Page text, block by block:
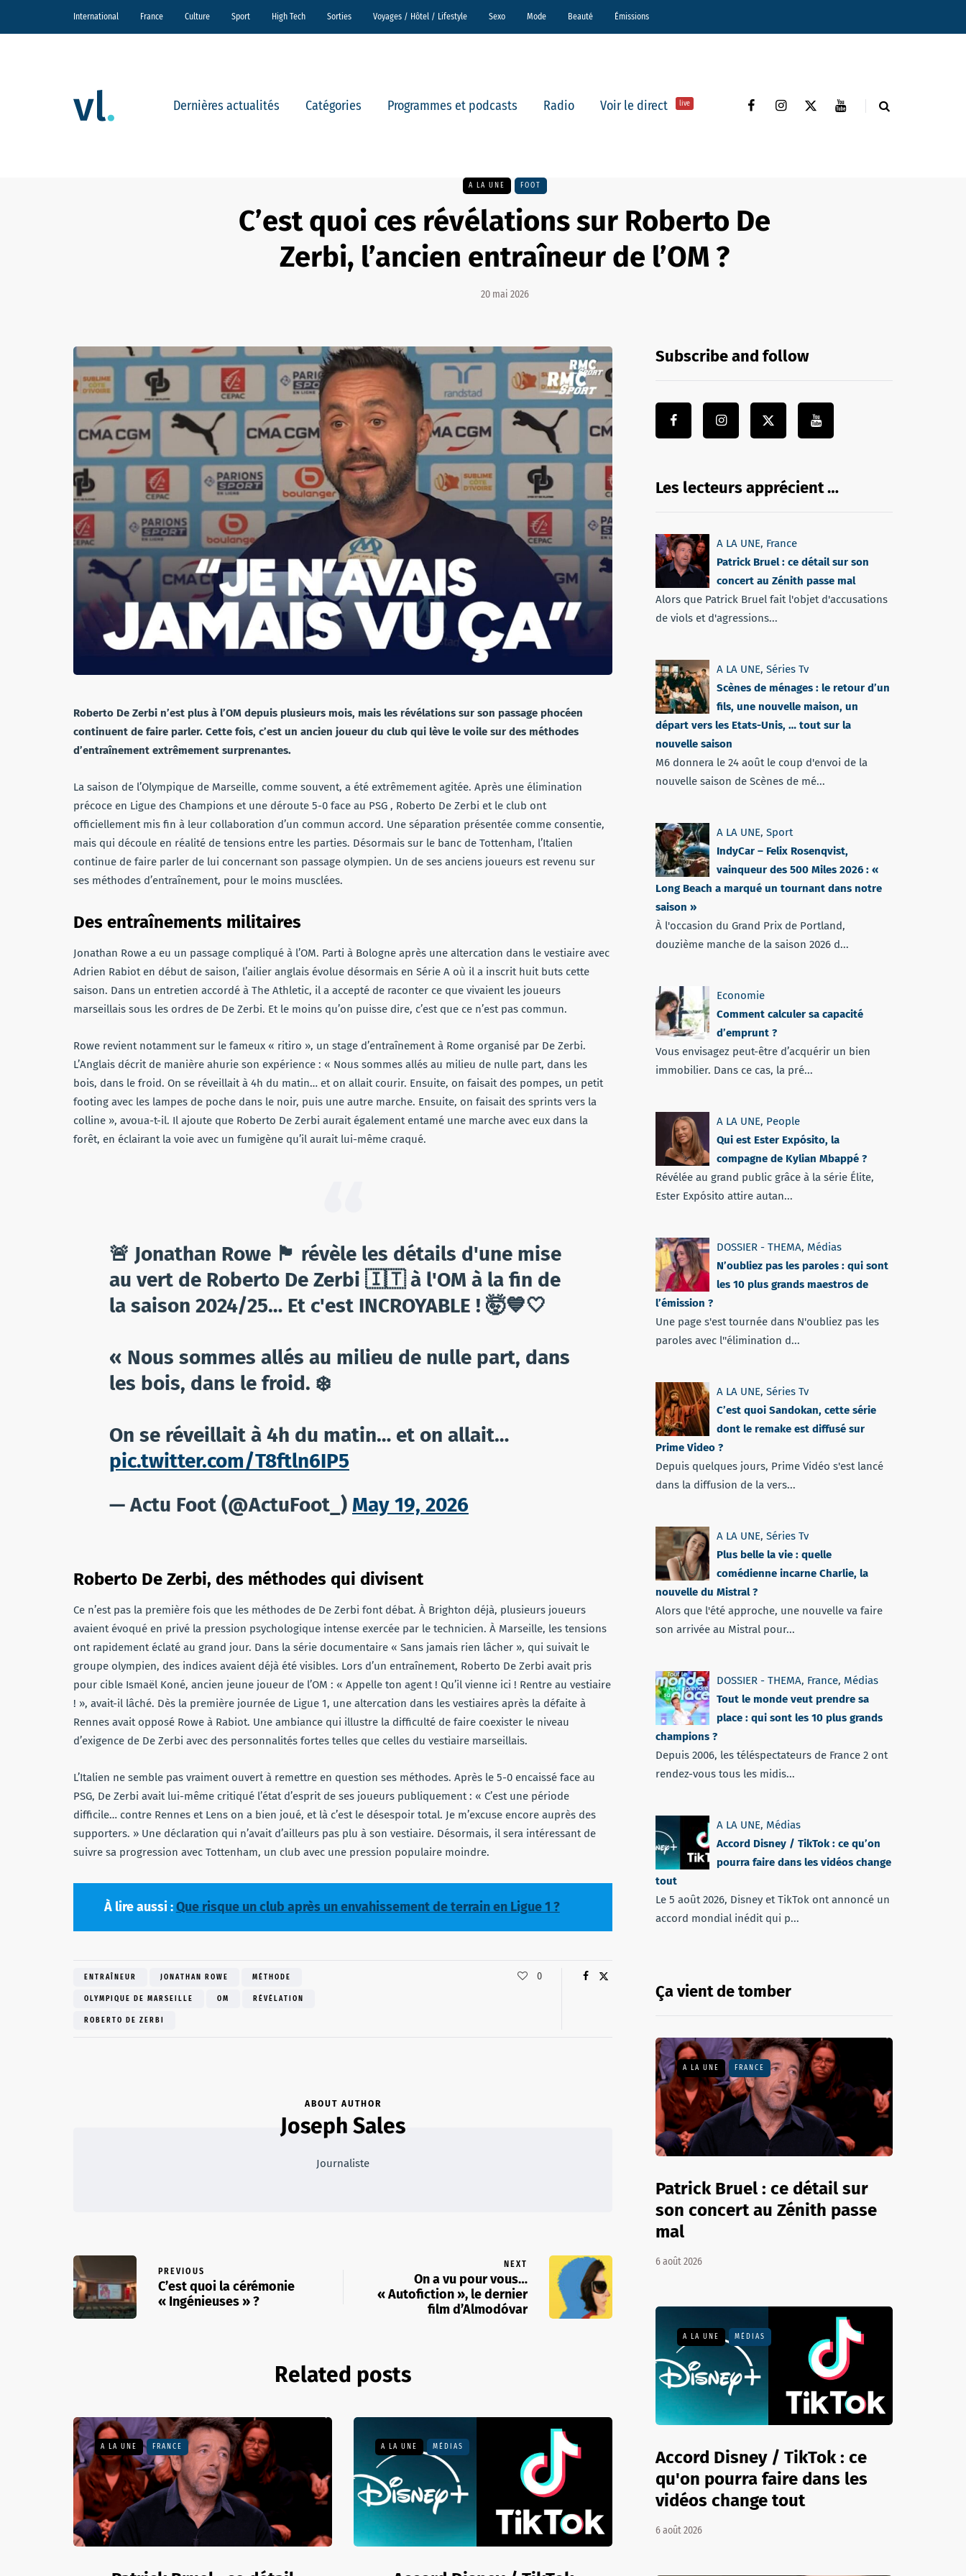
International France Culture Sport High Tech Sorties Voyages / Hôtel / Lifestyle Sexo Mode Beauté Émissions
Dernières actualités Catégories Programmes et podcasts Radio Voir le direct live
A LA UNE FOOT
C’est quoi ces révélations sur Roberto De
Zerbi, l’ancien entraîneur de l’OM ?
20 mai 2026
Roberto De Zerbi n’est plus à l’OM depuis plusieurs mois, mais les révélations sur son passage phocéen
continuent de faire parler. Cette fois, c’est un ancien joueur du club qui lève le voile sur des méthodes
d’entraînement extrêmement surprenantes.
La saison de l’Olympique de Marseille, comme souvent, a été extrêmement agitée. Après une élimination
précoce en Ligue des Champions et une déroute 5-0 face au PSG , Roberto De Zerbi et le club ont
officiellement mis fin à leur collaboration d’un commun accord. Une séparation présentée comme consentie,
mais qui découle en réalité de tensions entre les parties. Désormais sur le banc de Tottenham, l’Italien
continue de faire parler de lui concernant son passage olympien. Un de ses anciens joueurs est revenu sur
ses méthodes d’entraînement, pour le moins musclées.
Des entraînements militaires
Jonathan Rowe a eu un passage compliqué à l’OM. Parti à Bologne après une altercation dans le vestiaire avec
Adrien Rabiot en début de saison, l’ailier anglais évolue désormais en Série A où il a inscrit huit buts cette
saison. Dans un entretien accordé à The Athletic, il a accepté de raconter ce que vivaient les joueurs
marseillais sous les ordres de De Zerbi. Et le moins qu’on puisse dire, c’est que ce n’est pas commun.
Rowe revient notamment sur le fameux « ritiro », un stage d’entraînement à Rome organisé par De Zerbi.
L’Anglais décrit de manière ahurie son expérience : « Nous sommes allés au milieu de nulle part, dans les
bois, dans le froid. On se réveillait à 4h du matin… et on allait courir. Ensuite, on faisait des pompes, un petit
footing avec les lampes de poche dans le noir, puis une autre marche. Ensuite, on faisait des sprints vers la
colline », avoua-t-il. Il ajoute que Roberto De Zerbi aurait également entamé une marche avec eux dans la
forêt, en éclairant la voie avec un fumigène qu’il aurait lui-même craqué.
🚨 Jonathan Rowe 🏴󠁧󠁢󠁥󠁮󠁧󠁿 révèle les détails d'une mise
au vert de Roberto De Zerbi 🇮🇹 à l'OM à la fin de
la saison 2024/25… Et c'est INCROYABLE ! 🤯💙🤍
« Nous sommes allés au milieu de nulle part, dans
les bois, dans le froid. ❄️
On se réveillait à 4h du matin… et on allait…
pic.twitter.com/T8ftln6IP5
— Actu Foot (@ActuFoot_) May 19, 2026
Roberto De Zerbi, des méthodes qui divisent
Ce n’est pas la première fois que les méthodes de De Zerbi font débat. À Brighton déjà, plusieurs joueurs
avaient évoqué en privé la pression psychologique intense exercée par le technicien. À Marseille, les tensions
ont rapidement éclaté au grand jour. Dans la série documentaire « Sans jamais rien lâcher », qui suivait le
groupe olympien, des indices avaient déjà été visibles. Lors d’un entraînement, Roberto De Zerbi avait pris
pour cible Ismaël Koné, ancien jeune joueur de l’OM : « Appelle ton agent ! Qu’il vienne ici ! Rentre au vestiaire
! », avait-il lâché. Dès la première journée de Ligue 1, une altercation dans les vestiaires après la défaite à
Rennes avait opposé Rowe à Rabiot. Une ambiance qui illustre la difficulté de faire coexister le niveau
d’exigence de De Zerbi avec des personnalités fortes telles que celles du vestiaire marseillais.
L’Italien ne semble pas vraiment ouvert à remettre en question ses méthodes. Après le 5-0 encaissé face au
PSG, De Zerbi avait lui-même critiqué l’état d’esprit de ses joueurs publiquement : « C’est une période
difficile… contre Rennes et Lens on a bien joué, et là c’est le désespoir total. Je m’excuse encore auprès des
supporters. » Une déclaration qui n’avait d’ailleurs pas plu à son vestiaire. Désormais, il sera intéressant de
suivre sa progression avec Tottenham, un club avec une pression populaire moindre.
À lire aussi :Que risque un club après un envahissement de terrain en Ligue 1 ?
ENTRAÎNEUR JONATHAN ROWE MÉTHODE
OLYMPIQUE DE MARSEILLE OM RÉVÉLATION
ROBERTO DE ZERBI
0
ABOUT AUTHOR
Joseph Sales
Journaliste
PREVIOUS
C’est quoi la cérémonie
« Ingénieuses » ?
NEXT
On a vu pour vous…
« Autofiction », le dernier
film d’Almodóvar
Related posts
A LA UNE FRANCE A LA UNE MÉDIAS
Subscribe and follow
Les lecteurs apprécient …
A LA UNE, France
Patrick Bruel : ce détail sur son
concert au Zénith passe mal
Alors que Patrick Bruel fait l'objet d'accusations
de viols et d'agressions...
A LA UNE, Séries Tv
Scènes de ménages : le retour d’un
fils, une nouvelle maison, un
départ vers les Etats-Unis, … tout sur la
nouvelle saison
M6 donnera le 24 août le coup d'envoi de la
nouvelle saison de Scènes de mé...
A LA UNE, Sport
IndyCar – Felix Rosenqvist,
vainqueur des 500 Miles 2026 : «
Long Beach a marqué un tournant dans notre
saison »
À l'occasion du Grand Prix de Portland,
douzième manche de la saison 2026 d...
Economie
Comment calculer sa capacité
d’emprunt ?
Vous envisagez peut-être d’acquérir un bien
immobilier. Dans ce cas, la pré...
A LA UNE, People
Qui est Ester Expósito, la
compagne de Kylian Mbappé ?
Révélée au grand public grâce à la série Élite,
Ester Expósito attire autan...
DOSSIER - THEMA, Médias
N’oubliez pas les paroles : qui sont
les 10 plus grands maestros de
l’émission ?
Une page s'est tournée dans N'oubliez pas les
paroles avec l''élimination d...
A LA UNE, Séries Tv
C’est quoi Sandokan, cette série
dont le remake est diffusé sur
Prime Video ?
Depuis quelques jours, Prime Vidéo s'est lancé
dans la diffusion de la vers...
A LA UNE, Séries Tv
Plus belle la vie : quelle
comédienne incarne Charlie, la
nouvelle du Mistral ?
Alors que l'été approche, une nouvelle va faire
son arrivée au Mistral pour...
DOSSIER - THEMA, France, Médias
Tout le monde veut prendre sa
place : qui sont les 10 plus grands
champions ?
Depuis 2006, les téléspectateurs de France 2 ont
rendez-vous tous les midis...
A LA UNE, Médias
Accord Disney / TikTok : ce qu’on
pourra faire dans les vidéos change
tout
Le 5 août 2026, Disney et TikTok ont annoncé un
accord mondial inédit qui p...
Ça vient de tomber
A LA UNE FRANCE
Patrick Bruel : ce détail sur
son concert au Zénith passe
mal
6 août 2026
A LA UNE MÉDIAS
Accord Disney / TikTok : ce
qu'on pourra faire dans les
vidéos change tout
6 août 2026